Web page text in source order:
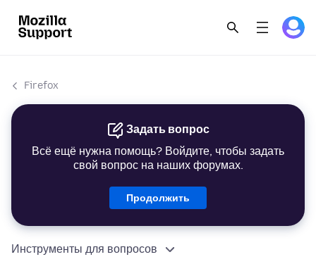
Firefox
Задать вопрос
Всё ещё нужна помощь? Войдите, чтобы задать
свой вопрос на наших форумах.
Продолжить
Инструменты для вопросов